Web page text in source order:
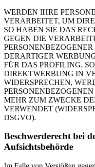
WERDEN IHRE
VERARBEITET, UM
SO HABEN SIE DAS
GEGEN DIE
DERARTIGER
FÜR DAS PROFILING,
DIREKTWERBUNG IN
WIDERSPRECHEN,
MEHR ZUM ZWECKE
VERWENDET
DSGVO).
Beschwerderecht bei
Aufsichtsbehörde